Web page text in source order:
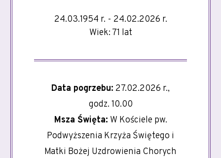
24.03.1954 r. - 24.02.2026 r.
Wiek: 71 lat
Data pogrzebu: 27.02.2026 r.,
godz. 10.00
Msza Święta: W Kościele pw.
Podwyższenia Krzyża Świętego i
Matki Bożej Uzdrowienia Chorych